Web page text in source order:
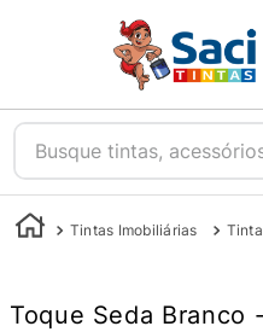
Busque tintas, acessórios e
Tintas Imobiliárias
Toque Seda Branco